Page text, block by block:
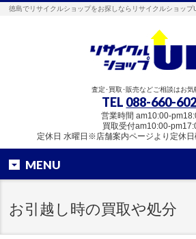
徳島でリサイクルショップをお探しならリサイクルショップ
査定･買取･販売などご相談はお気
TEL 088-660-
営業時間 am10:00-
買取受付am10:00-
定休日 水曜日※店舗案内ページより定休日
MENU
お引越し時の買取や処分